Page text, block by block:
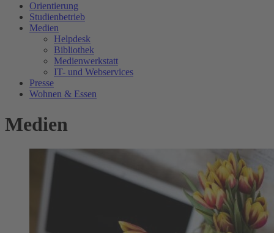
Orientierung
Studienbetrieb
Medien
Helpdesk
Bibliothek
Medienwerkstatt
IT- und Webservices
Presse
Wohnen & Essen
Medien